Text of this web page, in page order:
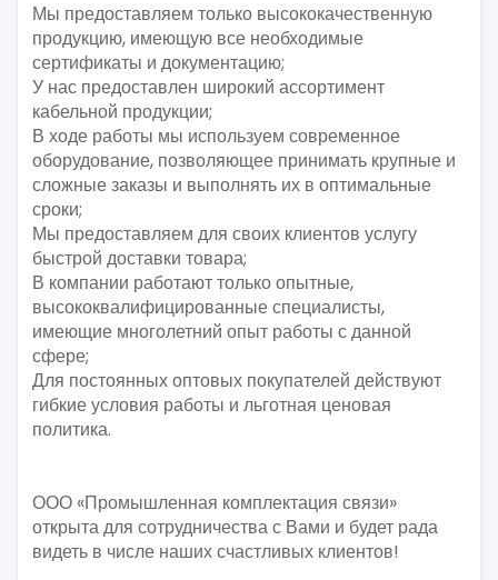
Мы предоставляем только высококачественную
продукцию, имеющую все необходимые
сертификаты и документацию;
У нас предоставлен широкий ассортимент
кабельной продукции;
В ходе работы мы используем современное
оборудование, позволяющее принимать крупные и
сложные заказы и выполнять их в оптимальные
сроки;
Мы предоставляем для своих клиентов услугу
быстрой доставки товара;
В компании работают только опытные,
высококвалифицированные специалисты,
имеющие многолетний опыт работы с данной
сфере;
Для постоянных оптовых покупателей действуют
гибкие условия работы и льготная ценовая
политика.
ООО «Промышленная комплектация связи»
открыта для сотрудничества с Вами и будет рада
видеть в числе наших счастливых клиентов!